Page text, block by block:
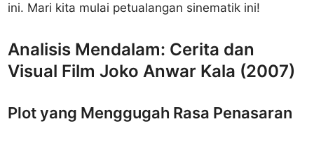
ini. Mari kita mulai petualangan sinematik ini!
Analisis Mendalam: Cerita dan
Visual Film Joko Anwar Kala (2007)
Plot yang Menggugah Rasa Penasaran